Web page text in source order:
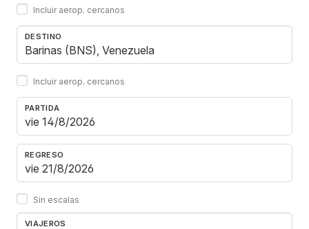
Incluir aerop. cercanos
DESTINO
Incluir aerop. cercanos
PARTIDA
REGRESO
Sin escalas
VIAJEROS